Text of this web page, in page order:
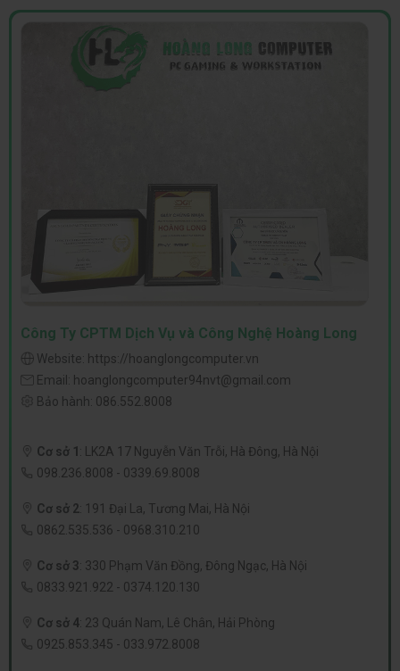
Công Ty CPTM Dịch Vụ và Công Nghệ Hoàng Long
Website: https://hoanglongcomputer.vn
Email: hoanglongcomputer94nvt@gmail.com
Bảo hành: 086.552.8008
Cơ sở 1 :
LK2A 17 Nguyễn Văn Trỗi, Hà Đông, Hà Nội
098.236.8008 - 0339.69.8008
Cơ sở 2: 191 Đại La, Tương Mai, Hà Nội
0862.535.536 - 0968.310.210
Cơ sở 3: 330 Phạm Văn Đồng, Đông Ngạc, Hà Nội
0833.921.922 - 0374.120.130
Cơ sở 4: 23 Quán Nam, Lê Chân, Hải Phòng
0925.853.345 - 033.972.8008